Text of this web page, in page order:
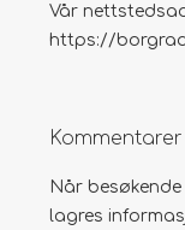
Vår
https://
Kommentarer
Når
lagres